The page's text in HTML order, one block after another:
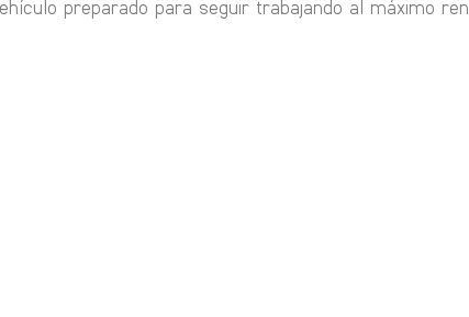
preparado para seguir trabajando al máximo